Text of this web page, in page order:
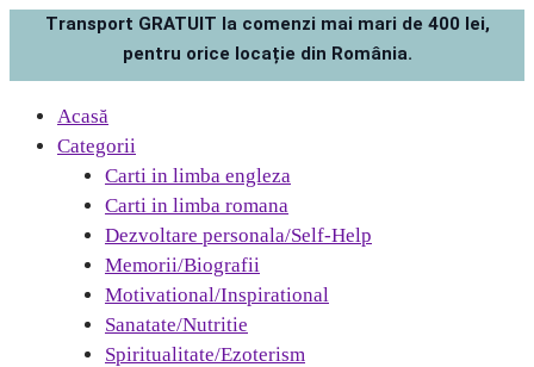
Transport GRATUIT la comenzi mai mari de 400 lei,
pentru orice locație din România.
Acasă
Categorii
Carti in limba engleza
Carti in limba romana
Dezvoltare personala/Self-Help
Memorii/Biografii
Motivational/Inspirational
Sanatate/Nutritie
Spiritualitate/Ezoterism